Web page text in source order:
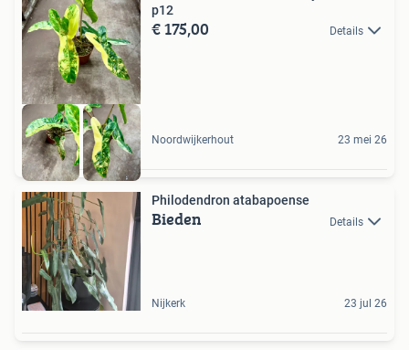
p12
€ 175,00 Details
Noordwijkerhout 23 mei 26
Philodendron atabapoense
Bieden Details
Nijkerk 23 jul 26